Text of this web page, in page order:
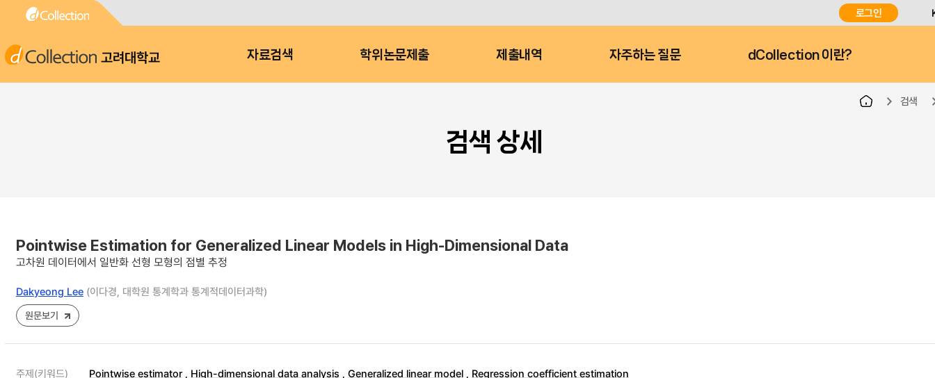
로그인
고려대학교 자료검색 학위논문제출 제출내역 자주하는 질문 dCollection 이란?
검색
검색 상세
Pointwise Estimation for Generalized Linear Models in High-Dimensional Data
고차원 데이터에서 일반화 선형 모형의 점별 추정
Dakyeong Lee (이다경, 대학원 통계학과 통계적데이터과학)
원문보기
주제(키워드) Pointwise estimator, High-dimensional data analysis , Generalized linear model , Regression coefficient estimation